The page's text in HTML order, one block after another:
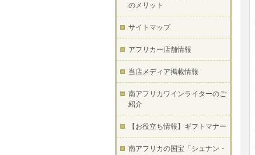
のメリット
サイトマップ
アフリカー店舗情報
当店メディア掲載情報
南アフリカワインライターのご
紹介
【お役立ち情報】ギフトマナー
南アフリカの国宝「シュナン・